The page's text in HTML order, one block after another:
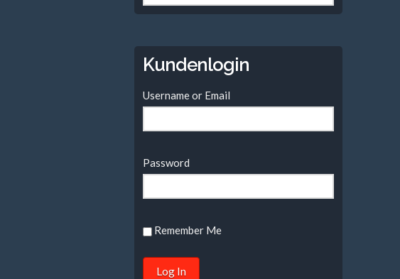
nach:
Kundenlogin
Username or Email
Password
Remember Me